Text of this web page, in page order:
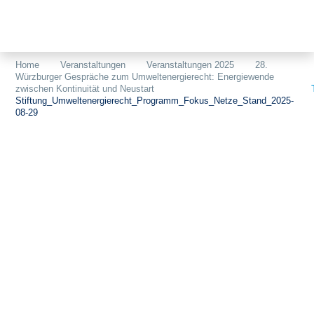
Europa
Publikationen
Home Veranstaltungen Veranstaltungen 2025
28.
Würzburger Gespräche zum Umweltenergierecht: Energiewende
zwischen Kontinuität und Neustart
Stiftung_Umweltenergierecht_Programm_Fokus_Netze_Stand_2025-
08-29